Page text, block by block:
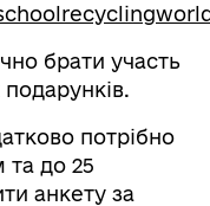
брати участь
потрібно
до 25
анкету за